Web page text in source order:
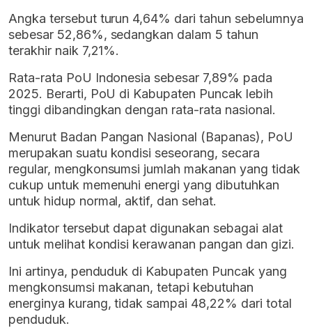
Angka tersebut turun 4,64% dari tahun sebelumnya
sebesar 52,86%, sedangkan dalam 5 tahun
terakhir naik 7,21%.
Rata-rata PoU Indonesia sebesar 7,89% pada
2025. Berarti, PoU di Kabupaten Puncak lebih
tinggi dibandingkan dengan rata-rata nasional.
Menurut Badan Pangan Nasional (Bapanas), PoU
merupakan suatu kondisi seseorang, secara
regular, mengkonsumsi jumlah makanan yang tidak
cukup untuk memenuhi energi yang dibutuhkan
untuk hidup normal, aktif, dan sehat.
Indikator tersebut dapat digunakan sebagai alat
untuk melihat kondisi kerawanan pangan dan gizi.
Ini artinya, penduduk di Kabupaten Puncak yang
mengkonsumsi makanan, tetapi kebutuhan
energinya kurang, tidak sampai 48,22% dari total
penduduk.